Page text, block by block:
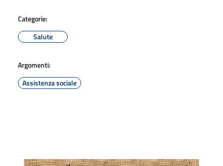
Categorie:
Salute
Argomenti:
Assistenza sociale